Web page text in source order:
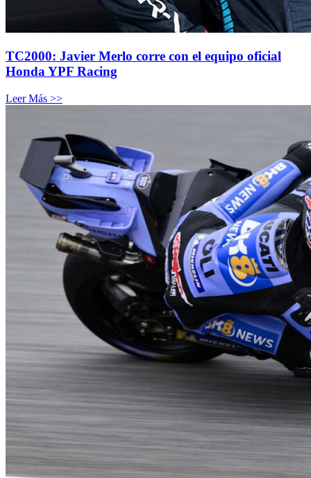
TC2000: Javier Merlo corre con el equipo oficial
Honda YPF Racing
Leer Más >>